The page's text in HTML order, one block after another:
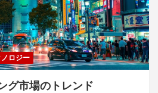
ロジー
グ市場のトレンド